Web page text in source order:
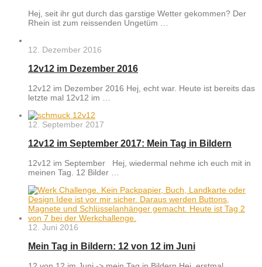
Hej, seit ihr gut durch das garstige Wetter gekommen? Der
Rhein ist zum reissenden Ungetüm …
12. Dezember 2016
12v12 im Dezember 2016
12v12 im Dezember 2016 Hej, echt war. Heute ist bereits das
letzte mal 12v12 im …
12. September 2017
12v12 im September 2017: Mein Tag in Bildern
12v12 im September Hej, wiedermal nehme ich euch mit in
meinen Tag. 12 Bilder …
12. Juni 2016
Mein Tag in Bildern: 12 von 12 im Juni